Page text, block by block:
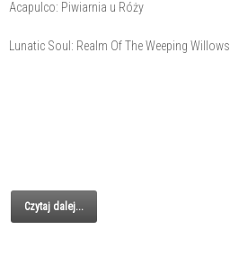
Acapulco: Piwiarnia u Róży
Lunatic Soul: Realm Of The Weeping Willows
Czytaj dalej...